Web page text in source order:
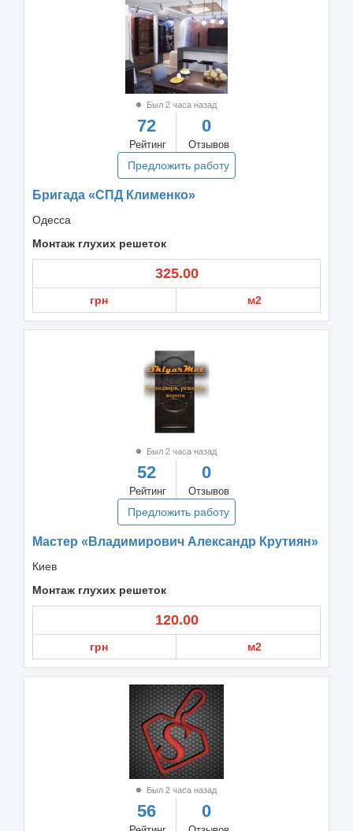
Был 2 часа назад
72
Рейтинг
0
Отзывов
Предложить работу
Бригада «СПД Клименко»
Одесса
Монтаж глухих решеток
325.00
грн м2
Был 2 часа назад
52
Рейтинг
0
Отзывов
Предложить работу
Мастер «Владимирович Александр Крутиян»
Киев
Монтаж глухих решеток
120.00
грн м2
Был 2 часа назад
56 0